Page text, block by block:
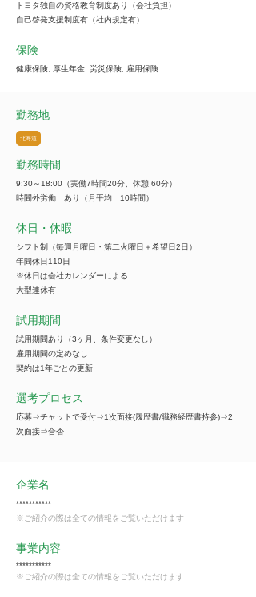
トヨタ独自の資格教育制度あり（会社負担）
自己啓発支援制度有（社内規定有）
保険
健康保険, 厚生年金, 労災保険, 雇用保険
勤務地
北海道
勤務時間
9:30～18:00（実働7時間20分、休憩 60分）
時間外労働 あり（月平均 10時間）
休日・休暇
シフト制（毎週月曜日・第二火曜日＋希望日2日）
年間休日110日
※休日は会社カレンダーによる
大型連休有
試用期間
試用期間あり（3ヶ月、条件変更なし）
雇用期間の定めなし
契約は1年ごとの更新
選考プロセス
応募⇒チャットで受付⇒1次面接(履歴書/職務経歴書持参)⇒2
次面接⇒合否
企業名
***********
※ご紹介の際は全ての情報をご覧いただけます
事業内容
***********
※ご紹介の際は全ての情報をご覧いただけます